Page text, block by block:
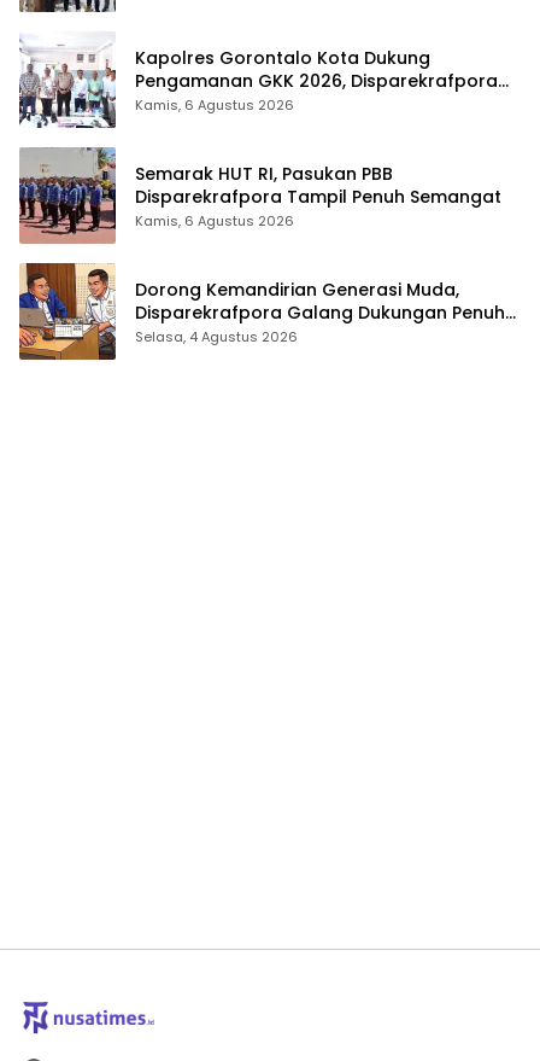
Kapolres Gorontalo Kota Dukung
Pengamanan GKK 2026, Disparekrafpora
Perkuat Sinergi Lintas Sektor
Kamis, 6 Agustus 2026
Semarak HUT RI, Pasukan PBB
Disparekrafpora Tampil Penuh Semangat
Kamis, 6 Agustus 2026
Dorong Kemandirian Generasi Muda,
Disparekrafpora Galang Dukungan Penuh
Para Aleg Deprov
Selasa, 4 Agustus 2026